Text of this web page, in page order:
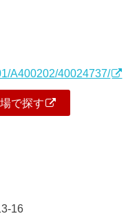
A400202/40024737/
で探す
16